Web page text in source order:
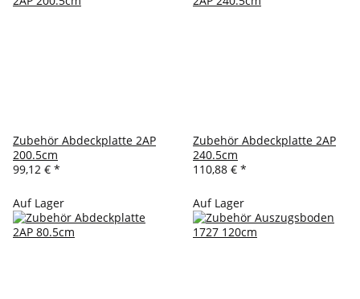
Zubehör Abdeckplatte 2AP
200.5cm
99,12 € *
Zubehör Abdeckplatte 2AP
240.5cm
110,88 € *
Auf Lager Auf Lager